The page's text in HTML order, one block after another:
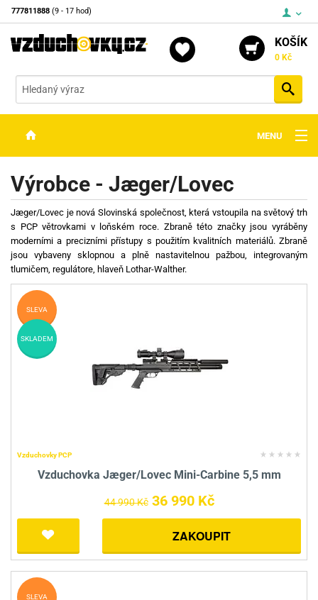
777811888 (9 - 17 hod)
KOŠÍK
0 Kč
MENU
OPTIKA
STŘELIVO
PŘÍSLUŠENSTVÍ
DETEKTORY KOVŮ
KONTAKTY
Výrobce - Jæger/Lovec
Jæger/Lovec je nová Slovinská společnost, která vstoupila na světový trh
s PCP větrovkami v loňském roce. Zbraně této značky jsou vyráběny
moderními a precizními přístupy s použitím kvalitních materiálů. Zbraně
jsou vybaveny sklopnou a plně nastavitelnou pažbou, integrovaným
tlumičem, regulátore, hlaveň Lothar-Walther.
Vzduchovky PCP
Vzduchovka Jæger/Lovec Mini-Carbine 5,5 mm
44 990 Kč 36 990 Kč
ZAKOUPIT
SLEVA
SKLADEM
SLEVA